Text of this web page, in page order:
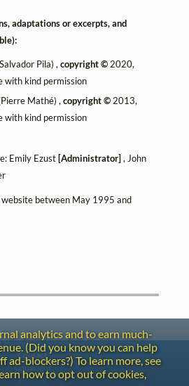
adaptations or excerpts, and
Pila) ,copyright ©2020,
with kind permission
Mathé) ,copyright ©2013,
with kind permission
Emily Ezust [Administrator] , John
between May 1995 and
analytics and to earn much-
(Did you know you can help
ad-blockers?) To learn more, see
how to opt out of cookies,
Contact
Copyright
Privacy